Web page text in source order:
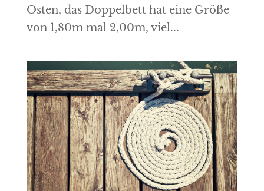
Osten, das Doppelbett hat eine Größe
von 1,80m mal 2,00m, viel...